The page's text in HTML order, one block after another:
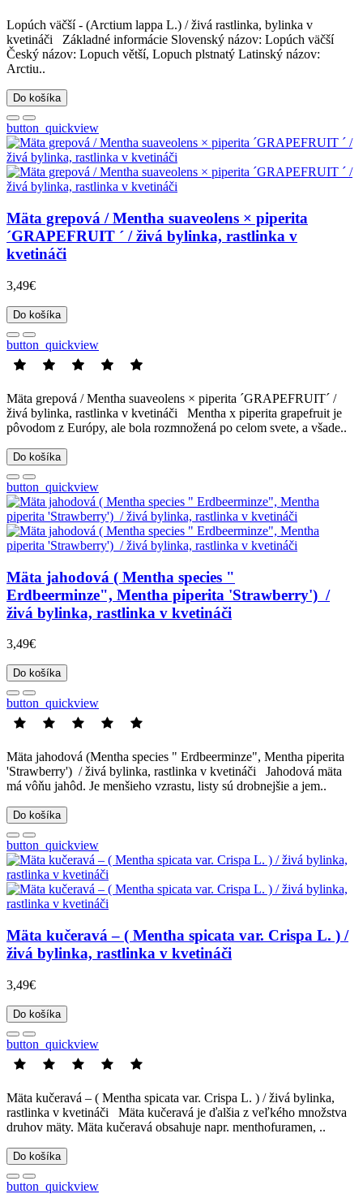
Lopúch väčší - (Arctium lappa L.) / živá rastlinka, bylinka v
kvetináči Základné informácie Slovenský názov: Lopúch väčší
Český názov: Lopuch větší, Lopuch plstnatý Latinský názov:
Arctiu..
Do košíka
button_quickview
Mäta grepová / Mentha suaveolens × piperita
´GRAPEFRUIT ´ / živá bylinka, rastlinka v
kvetináči
3,49€
Do košíka
button_quickview
Mäta grepová / Mentha suaveolens × piperita ´GRAPEFRUIT´ /
živá bylinka, rastlinka v kvetináči Mentha x piperita grapefruit je
pôvodom z Európy, ale bola rozmnožená po celom svete, a všade..
Do košíka
button_quickview
Mäta jahodová ( Mentha species "
Erdbeerminze", Mentha piperita 'Strawberry'​​​​​​​) /
živá bylinka, rastlinka v kvetináči
3,49€
Do košíka
button_quickview
Mäta jahodová (Mentha species " Erdbeerminze", Mentha piperita
'Strawberry') / živá bylinka, rastlinka v kvetináči Jahodová mäta
má vôňu jahôd. Je menšieho vzrastu, listy sú drobnejšie a jem..
Do košíka
button_quickview
Mäta kučeravá – ( Mentha spicata var. Crispa L. ) /
živá bylinka, rastlinka v kvetináči
3,49€
Do košíka
button_quickview
Mäta kučeravá – ( Mentha spicata var. Crispa L. ) / živá bylinka,
rastlinka v kvetináči Mäta kučeravá je ďalšia z veľkého množstva
druhov mäty. Mäta kučeravá obsahuje napr. menthofuramen, ..
Do košíka
button_quickview